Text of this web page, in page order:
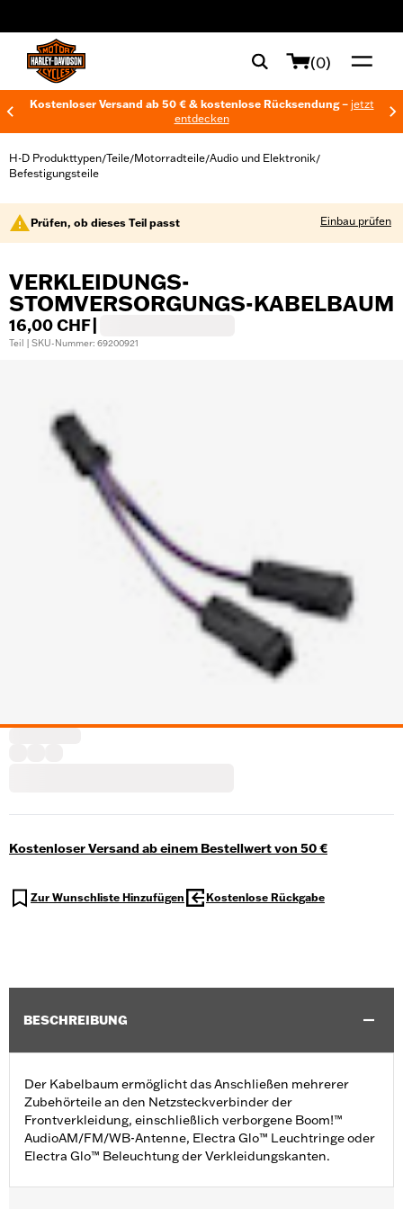
(0)
Kostenloser Versand ab 50 € & kostenlose Rücksendung – jetzt
entdecken
H-D Produkttypen/Teile/Motorradteile/Audio und Elektronik/
Befestigungsteile
Prüfen, ob dieses Teil passt Einbau prüfen
VERKLEIDUNGS-
STOMVERSORGUNGS-KABELBAUM
16,00 CHF
Teil | SKU-Nummer: 69200921
Kostenloser Versand ab einem Bestellwert von 50 €
Zur Wunschliste Hinzufügen Kostenlose Rückgabe
BESCHREIBUNG
Der Kabelbaum ermöglicht das Anschließen mehrerer
Zubehörteile an den Netzsteckverbinder der
Frontverkleidung, einschließlich verborgene Boom!™
AudioAM/FM/WB-Antenne, Electra Glo™ Leuchtringe oder
Electra Glo™ Beleuchtung der Verkleidungskanten.